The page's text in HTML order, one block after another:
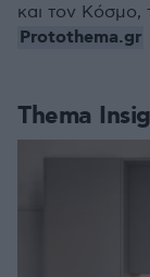
Thema
και τον Κόσμο,
Protothema.gr